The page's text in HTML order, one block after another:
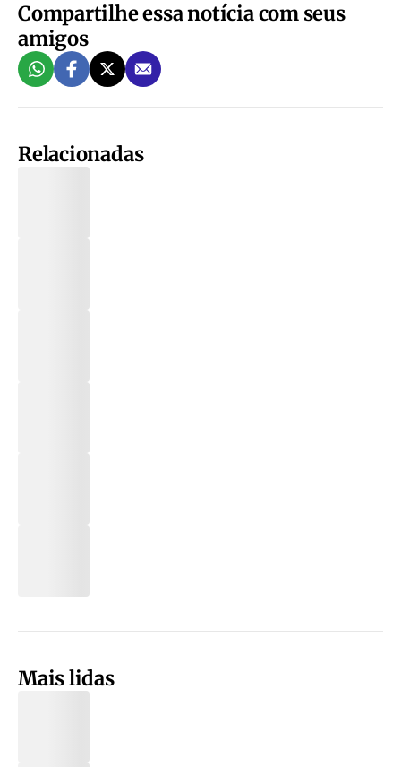
Compartilhe essa notícia com seus
amigos
Relacionadas
Mais lidas